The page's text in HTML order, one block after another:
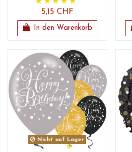
5,15 CHF
In den Warenkorb
Nicht auf Lager